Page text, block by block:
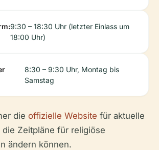
9:30 – 18:30 Uhr (letzter Einlass um
18:00 Uhr)
8:30 – 9:30 Uhr, Montag bis
Samstag
die offizielle Website für aktuelle
Zeitpläne für religiöse
ändern können.